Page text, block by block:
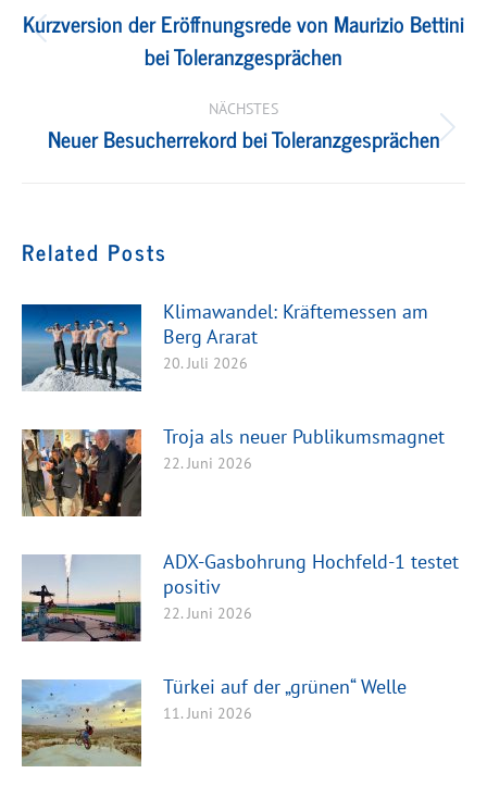
Vorheriger
Beitrag:
Kurzversion der Eröffnungsrede von Maurizio Bettini
bei Toleranzgesprächen
NÄCHSTES
Nächster
Neuer Besucherrekord bei Toleranzgesprächen
Related Posts
Klimawandel: Kräftemessen am
Berg Ararat
20. Juli 2026
Troja als neuer Publikumsmagnet
22. Juni 2026
ADX-Gasbohrung Hochfeld-1 testet
positiv
22. Juni 2026
Türkei auf der „grünen“ Welle
11. Juni 2026